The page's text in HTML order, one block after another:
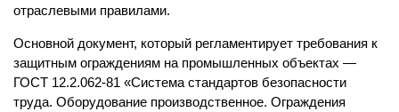
отраслевыми правилами.
Основной документ, который регламентирует требования к
защитным ограждениям на промышленных объектах —
ГОСТ 12.2.062-81 «Система стандартов безопасности
труда. Оборудование производственное. Ограждения